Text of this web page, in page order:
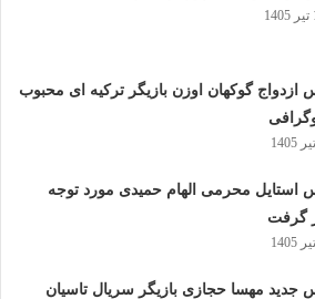
گوکهان اوزن بازیگر ترکیه ای محبوب
استایل محرمی الهام حمیدی مورد توجه
گرفت
جدید مهسا حجازی بازیگر سریال تاسیان